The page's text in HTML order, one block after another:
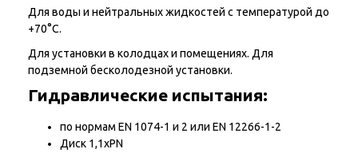
Для воды и нейтральных жидкостей с температурой до
+70°С.
Для установки в колодцах и помещениях. Для
подземной бесколодезной установки.
Гидравлические испытания:
по нормам EN 1074-1 и 2 или EN 12266-1-2
Диск 1,1xPN